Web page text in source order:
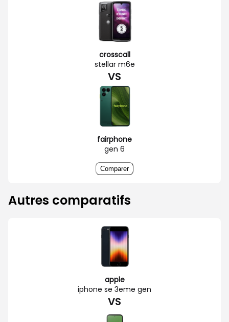
crosscall
stellar m6e
VS
fairphone
gen 6
Comparer
Autres comparatifs
apple
iphone se 3eme gen
VS